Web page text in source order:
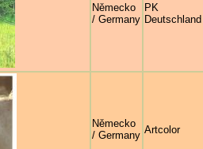
Německo
/ Germany
PK
Deutschland
Německo
/ Germany Artcolor